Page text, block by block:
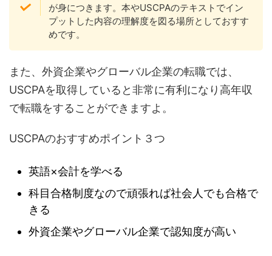
が身につきます。本やUSCPAのテキストでイン
プットした内容の理解度を図る場所としておすす
めです。
また、外資企業やグローバル企業の転職では、
USCPAを取得していると非常に有利になり高年収
で転職をすることができますよ。
USCPAのおすすめポイント３つ
英語×会計を学べる
科目合格制度なので頑張れば社会人でも合格で
きる
外資企業やグローバル企業で認知度が高い